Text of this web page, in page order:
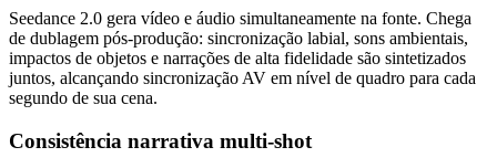
Seedance 2.0 gera vídeo e áudio simultaneamente na fonte. Chega
de dublagem pós-produção: sincronização labial, sons ambientais,
impactos de objetos e narrações de alta fidelidade são sintetizados
juntos, alcançando sincronização AV em nível de quadro para cada
segundo de sua cena.
Consistência narrativa multi-shot